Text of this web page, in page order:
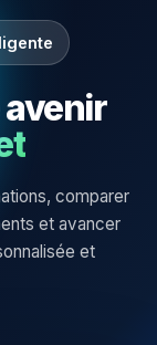
comparer
et avancer
et